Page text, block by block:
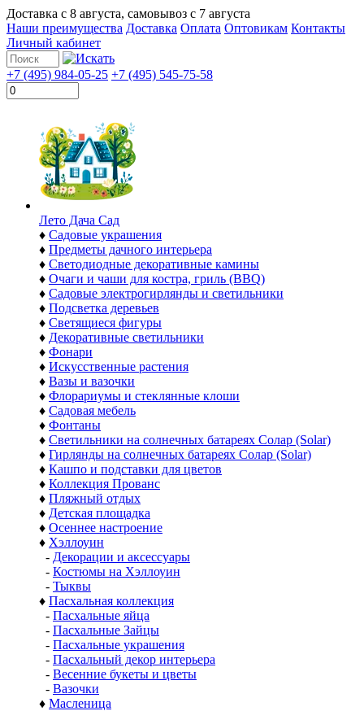
Доставка с 8 августа, самовывоз с 7 августа
Наши преимущества Доставка Оплата Оптовикам Контакты
Личный кабинет
+7 (495) 984-05-25 +7 (495) 545-75-58
Лето Дача Сад
♦ Садовые украшения
♦ Предметы дачного интерьера
♦ Светодиодные декоративные камины
♦ Очаги и чаши для костра, гриль (BBQ)
♦ Садовые электрогирлянды и светильники
♦ Подсветка деревьев
♦ Светящиеся фигуры
♦ Декоративные светильники
♦ Фонари
♦ Искусственные растения
♦ Вазы и вазочки
♦ Флорариумы и стеклянные клоши
♦ Садовая мебель
♦ Фонтаны
♦ Светильники на солнечных батареях Солар (Solar)
♦ Гирлянды на солнечных батареях Солар (Solar)
♦ Кашпо и подставки для цветов
♦ Коллекция Прованс
♦ Пляжный отдых
♦ Детская площадка
♦ Осеннее настроение
♦ Хэллоуин
- Декорации и аксессуары
- Костюмы на Хэллоуин
- Тыквы
♦ Пасхальная коллекция
- Пасхальные яйца
- Пасхальные Зайцы
- Пасхальные украшения
- Пасхальный декор интерьера
- Весенние букеты и цветы
- Вазочки
♦ Масленица